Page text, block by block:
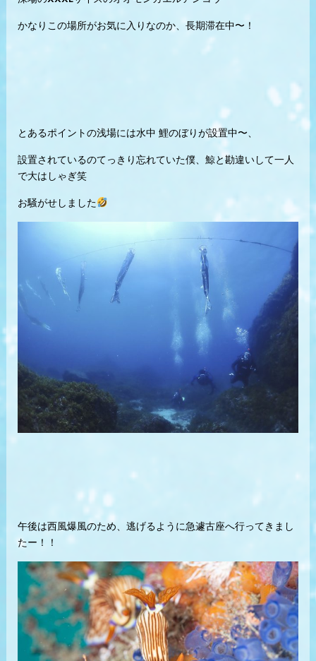
かなりこの場所がお気に入りなのか、長期滞在中〜！
とあるポイントの浅場には水中 鯉のぼりが設置中〜、
設置されているのてっきり忘れていた僕、鯨と勘違いして一人
で大はしゃぎ笑
お騒がせしました
午後は西風爆風のため、 逃げるように急遽古座へ行ってきまし
たー！！